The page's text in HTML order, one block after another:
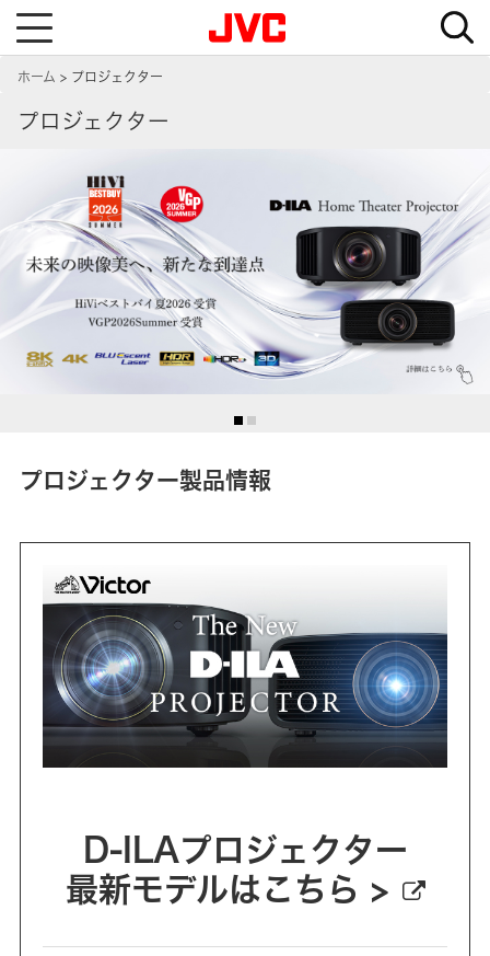
T
l
n
a
i
ホーム プロジェクター
プロジェクター
プロジェクター製品情報
D-ILAプロジェクター
最新モデルはこちら >